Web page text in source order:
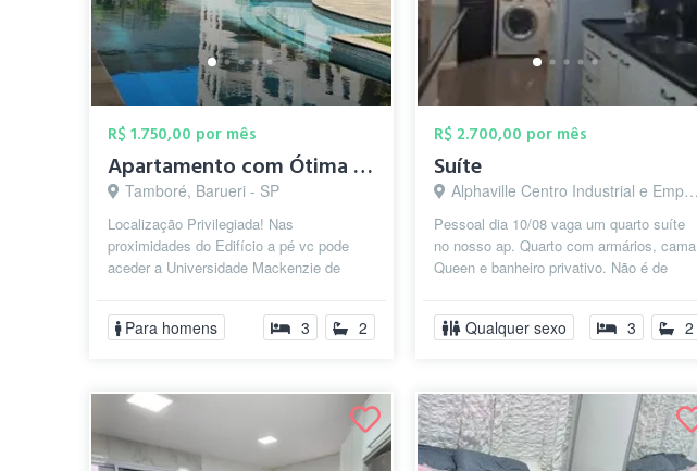
R$ 1.750,00 por mês
Apartamento com Ótima Localização
Tamboré, Barueri - SP
Localização Privilegiada! Nas
proximidades do Edifício a pé vc pode
aceder a Universidade Mackenzie de
Atacadão,Shooping Tamboré...
Para homens 3 2
R$ 2.700,00 por mês
Suíte
Alphaville Centro Industrial e Empresarial/Alphaville., Barueri - SP
Pessoal dia 10/08 vaga um quarto suíte
no nosso ap. Quarto com armários, cama
Queen e banheiro privativo. Não é de
Qualquer sexo 3 2